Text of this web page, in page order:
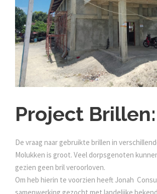
Project Brillen:
De vraag naar gebruikte brillen in
Molukken is groot. Veel dorpsgenoten
gezien geen bril veroorloven.
Om heb hierin te voorzien heeft Jonah
samenwerking gezocht met landelijke